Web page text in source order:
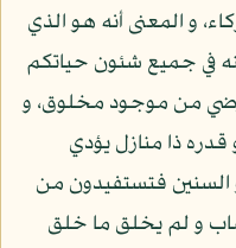
و المعنى أنه هو الذي
في جميع شئون حياتكم
من موجود مخلوق، و
ذا منازل يؤدي
السنين فتستفيدون من
و لم يخلق ما خلق